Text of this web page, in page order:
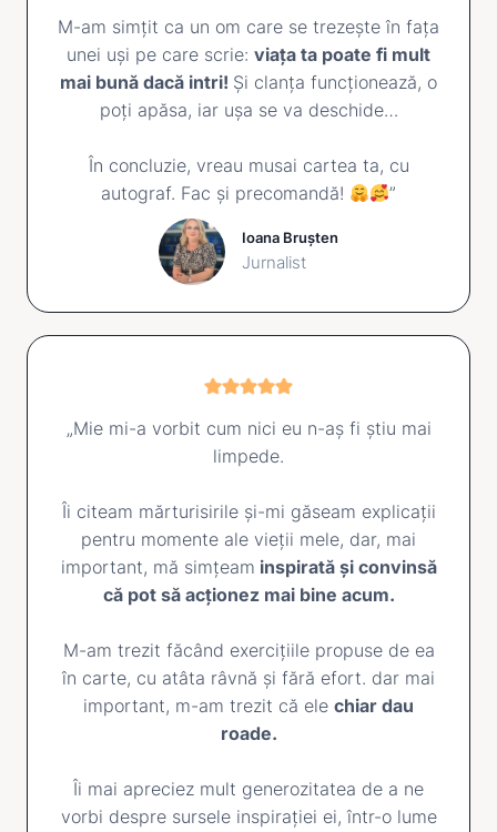
M-am simțit ca un om care se trezește în fața
unei uși pe care scrie: viața ta poate fi mult
mai bună dacă intri! Și clanța funcționează, o
poți apăsa, iar ușa se va deschide…
În concluzie, vreau musai cartea ta, cu
autograf. Fac și precomandă!
”
Ioana Brușten
Jurnalist
„Mie mi-a vorbit cum nici eu n-aș fi știu mai
limpede.
Îi citeam mărturisirile și-mi găseam explicații
pentru momente ale vieții mele, dar, mai
important, mă simțeam inspirată și convinsă
că pot să acționez mai bine acum.
M-am trezit făcând exercițiile propuse de ea
în carte, cu atâta râvnă și fără efort. dar mai
important, m-am trezit că ele chiar dau
roade.
Îi mai apreciez mult generozitatea de a ne
vorbi despre sursele inspirației ei, într-o lume